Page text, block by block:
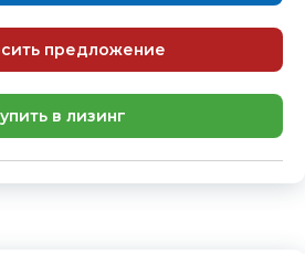
предложение
в лизинг